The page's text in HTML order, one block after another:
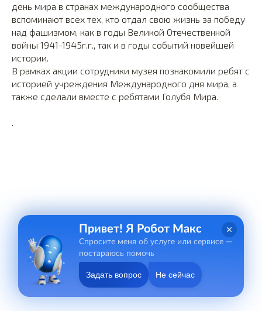
день мира в странах международного сообщества
вспоминают всех тех, кто отдал свою жизнь за победу
над фашизмом, как в годы Великой Отечественной
войны 1941-1945г.г., так и в годы событий новейшей
истории.
В рамках акции сотрудники музея познакомили ребят с
историей учреждения Международного дня мира, а
также сделали вместе с ребятами Голубя Мира.
.
Привет! Я Робот Макс
Спросите меня об услуге или сервисе —
постараюсь помочь
Задать вопрос Не сейчас